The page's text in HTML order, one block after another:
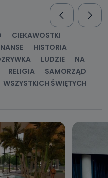
CIEKAWOSTKI
HISTORIA
LUDZIE
NA
RELIGIA
SAMORZĄD
WSZYSTKICH ŚWIĘTYCH